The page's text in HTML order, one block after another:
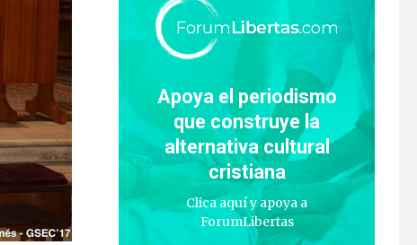
Apoya el periodismo
que construye la
alternativa cultural
cristiana
Clica aquí y apoya a
ForumLibertas